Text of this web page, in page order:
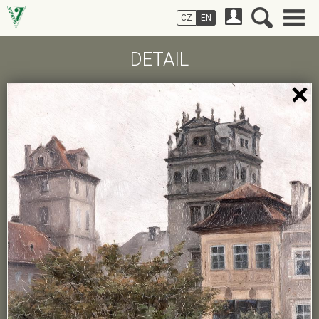
DETAIL
CZ EN